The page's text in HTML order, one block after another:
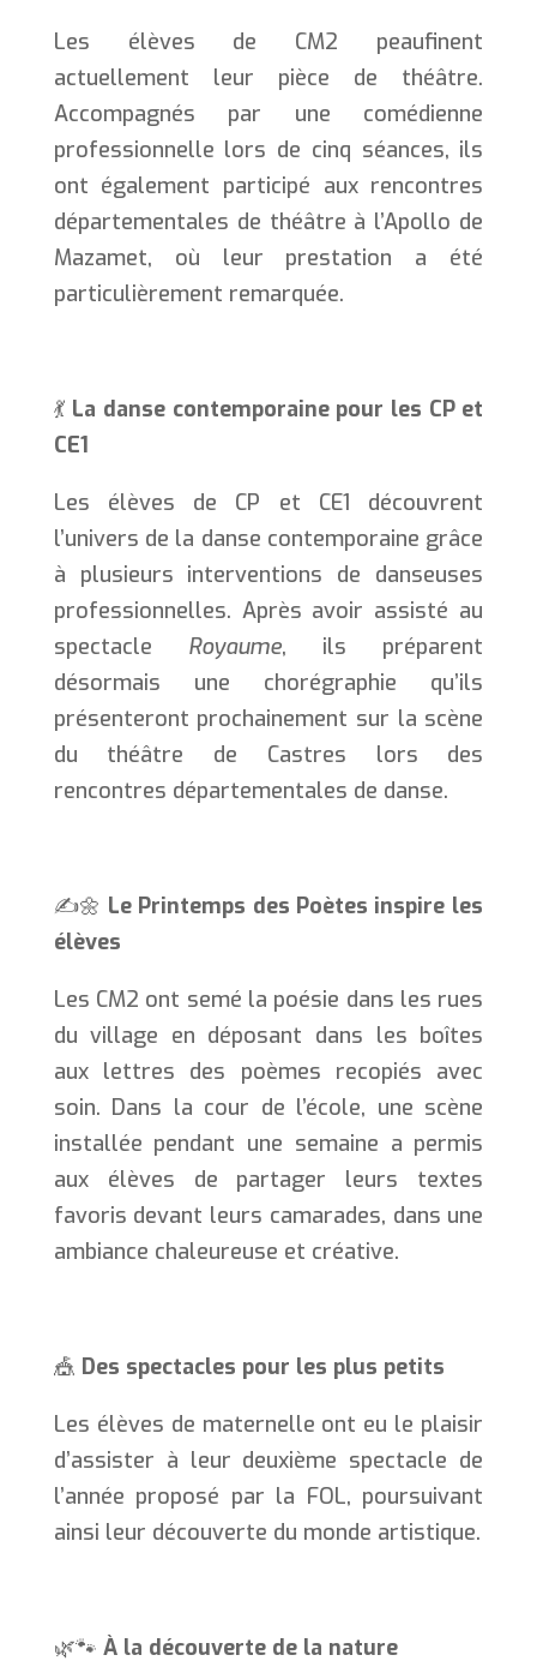
Les élèves de CM2 peaufinent
actuellement leur pièce de théâtre.
Accompagnés par une comédienne
professionnelle lors de cinq séances, ils
ont également participé aux rencontres
départementales de théâtre à l’Apollo de
Mazamet, où leur prestation a été
particulièrement remarquée.
💃 La danse contemporaine pour les CP et
CE1
Les élèves de CP et CE1 découvrent
l’univers de la danse contemporaine grâce
à plusieurs interventions de danseuses
professionnelles. Après avoir assisté au
spectacle Royaume, ils préparent
désormais une chorégraphie qu’ils
présenteront prochainement sur la scène
du théâtre de Castres lors des
rencontres départementales de danse.
✍️🌼 Le Printemps des Poètes inspire les
élèves
Les CM2 ont semé la poésie dans les rues
du village en déposant dans les boîtes
aux lettres des poèmes recopiés avec
soin. Dans la cour de l’école, une scène
installée pendant une semaine a permis
aux élèves de partager leurs textes
favoris devant leurs camarades, dans une
ambiance chaleureuse et créative.
🎪 Des spectacles pour les plus petits
Les élèves de maternelle ont eu le plaisir
d’assister à leur deuxième spectacle de
l’année proposé par la FOL, poursuivant
ainsi leur découverte du monde artistique.
🌿🐾 À la découverte de la nature